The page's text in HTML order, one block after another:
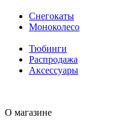
Снегокаты
Моноколесо
Тюбинги
Распродажа
Аксессуары
О магазине